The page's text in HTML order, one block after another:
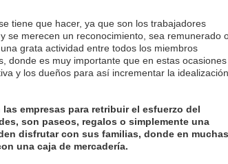
tiene que hacer, ya que son los trabajadores
se merecen un reconocimiento, sea remunerado
grata actividad entre todos los miembros
donde es muy importante que en estas ocasiones
y los dueños para así incrementar la idealización
empresas para retribuir el esfuerzo del
son paseos, regalos o simplemente una
disfrutar con sus familias, donde en muchas
una caja de mercadería.